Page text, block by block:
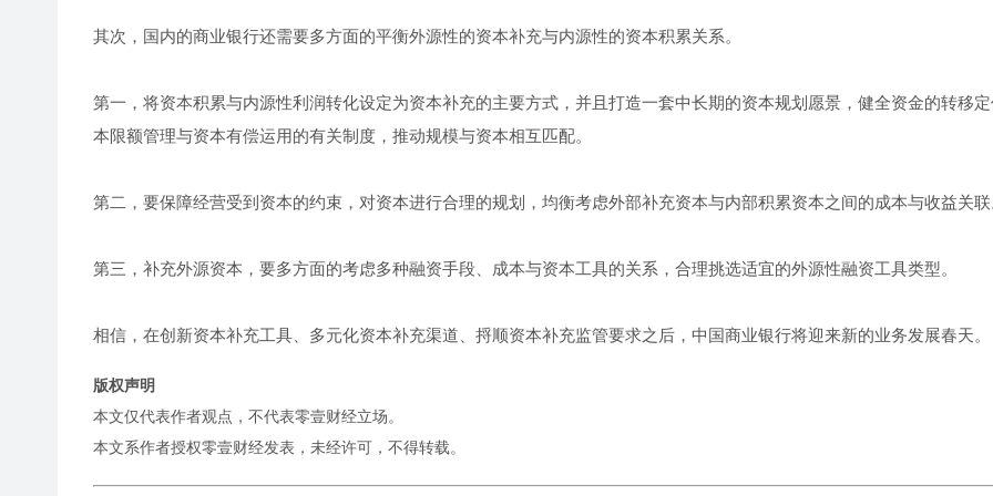
其次，国内的商业银行还需要多方面的平衡外源性的资本补充与内源性的资本积累关系。
第一，将资本积累与内源性利润转化设定为资本补充的主要方式，并且打造一套中长期的资本规划愿景，健全资金的转移
本限额管理与资本有偿运用的有关制度，推动规模与资本相互匹配。
第二，要保障经营受到资本的约束，对资本进行合理的规划，均衡考虑外部补充资本与内部积累资本之间的成本与收益关联
第三，补充外源资本，要多方面的考虑多种融资手段、成本与资本工具的关系，合理挑选适宜的外源性融资工具类型。
相信，在创新资本补充工具、多元化资本补充渠道、捋顺资本补充监管要求之后，中国商业银行将迎来新的业务发展春天。
版权声明
本文仅代表作者观点，不代表零壹财经立场。
本文系作者授权零壹财经发表，未经许可，不得转载。